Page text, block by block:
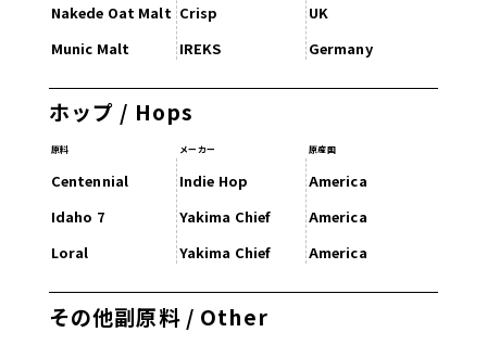
Nakede Oat Malt Crisp
UK
Munic Malt
IREKS Germany
ホップ / Hops
原料 メーカー 原産国
Centennial Indie Hop
America
Idaho 7
Yakima Chief
America
Loral
Yakima Chief America
その他副原料 / Other